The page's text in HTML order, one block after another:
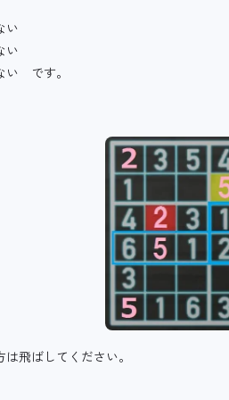
い
い
い です。
は飛ばしてください。